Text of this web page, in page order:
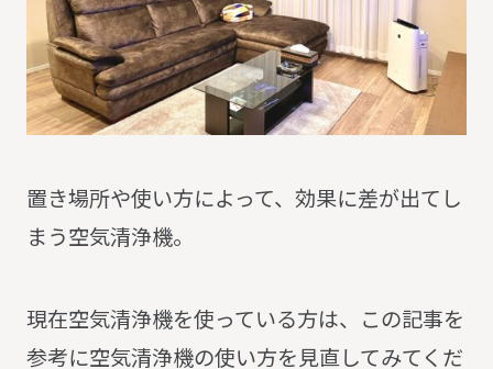
置き場所や使い方によって、効果に差が出てし
まう空気清浄機。
現在空気清浄機を使っている方は、この記事を
参考に空気清浄機の使い方を見直してみてくだ